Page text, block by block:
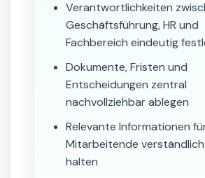
Verantwortlichkeiten
Geschäftsführung, HR und
Fachbereich eindeutig
Dokumente, Fristen und
Entscheidungen zentral
nachvollziehbar ablegen
Relevante Informationen
Mitarbeitende
halten